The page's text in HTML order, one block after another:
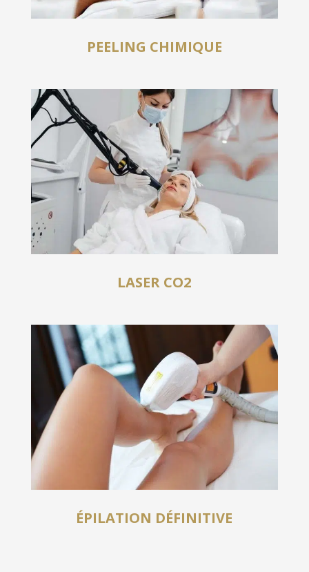
PEELING CHIMIQUE
LASER CO2
ÉPILATION DÉFINITIVE